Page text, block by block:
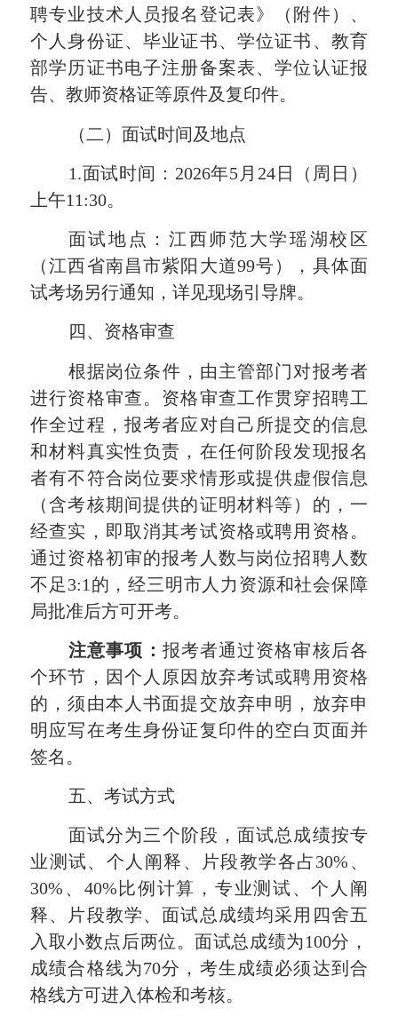
聘专业技术人员报名登记表》（附件）、
个人身份证、毕业证书、学位证书、教育
部学历证书电子注册备案表、学位认证报
告、教师资格证等原件及复印件。
（二） 面试时间及地点
1.面试时间： 2026年5 月 24日（周 日 ）
上午11:30。
面试地点：江西师范大学瑶湖校区
（江西省南昌市紫阳大道99号），具体面
试考场另行通知，详见现场引导牌。
四、 资格审查
根据岗位条件，由主管部门对报考者
进行资格审查。资格审查工作贯穿招聘工
作全过程，报考者应对自己所提交的信息
和材料真实性负责，在任何阶段发现报名
者有不符合岗位要求情形或提供虚假信息
（含考核期间提供的证明材料等）的，一
经查实，即取消其考试资格或聘用资格。
通过资格初审的报考人数与岗位招聘人数
不足 3:1的，经三明市人力资源和社会保障
局批准后方可开考。
注意事项： 报考者通过资格审核后各
个环节，因个人原因放弃考试或聘用资格
的，须由本人书面提交放弃申明，放弃申
明应写在考生身份证复印件的空白页面并
签名。
五、考试方式
面试分为三个阶段，面试总成绩按专
业测试、个人阐释、片段教学各占30%、
30%、40%比例计算，专业测试、个人阐
释、片段教学、面试总成绩均采用四舍五
入取小数点后两位。面试总成绩为100分，
成绩合格线为70分，考生成绩必须达到合
格线方可进入体检和考核。